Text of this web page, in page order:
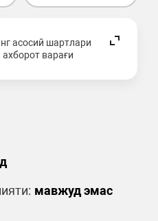
мавжуд эмас
асосий шартлари
ахборот варағи